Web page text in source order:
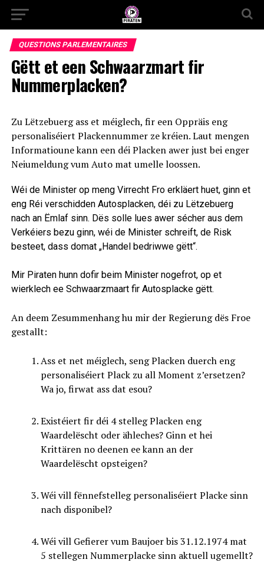
QUESTIONS PARLEMENTAIRES
Gëtt et een Schwaarzmart fir
Nummerplacken?
Zu Lëtzebuerg ass et méiglech, fir een Oppräis eng
personaliséiert Plackennummer ze kréien. Laut mengen
Informatioune kann een déi Placken awer just bei enger
Neiumeldung vum Auto mat umelle loossen.
Wéi de Minister op meng Virrecht Fro erkläert huet, ginn et
eng Réi verschidden Autosplacken, déi zu Lëtzebuerg
nach an Ëmlaf sinn. Dës solle lues awer sécher aus dem
Verkéiers bezu ginn, wéi de Minister schreift, de Risk
besteet, dass domat „Handel bedriwwe gëtt“.
Mir Piraten hunn dofir beim Minister nogefrot, op et
wierklech ee Schwaarzmaart fir Autosplacke gëtt.
An deem Zesummenhang hu mir der Regierung dës Froe
gestallt:
Ass et net méiglech, seng Placken duerch eng
personaliséiert Plack zu all Moment z’ersetzen?
Wa jo, firwat ass dat esou?
Existéiert fir déi 4 stelleg Placken eng
Waardelëscht oder ähleches? Ginn et hei
Krittären no deenen ee kann an der
Waardelëscht opsteigen?
Wéi vill fënnefstelleg personaliséiert Placke sinn
nach disponibel?
Wéi vill Gefierer vum Baujoer bis 31.12.1974 mat
5 stellegen Nummerplacke sinn aktuell ugemellt?